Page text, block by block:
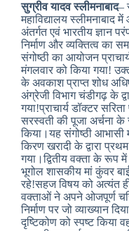
सुग्रीव यादव स्लीमनाबाद–
महाविद्यालय स्लीमनाबाद
अंतर्गत एवं भारतीय ज्ञान
निर्माण और व्यक्तित्व का
संगोष्ठी का आयोजन
मंगलवार को किया गया!
के अवकाश प्राप्त शोध
अंग्रेजी विभाग चंडीगढ़ के
गया!प्राचार्य डॉक्टर
सरस्वती की पूजा अर्चना के
किया।यह संगोष्ठी
किरण खरादी के द्वारा
गया।द्वितीय वक्ता के रूप में
भूगोल शासकीय मां कुंवर
रहे!सहज विषय को अत्यंत
वक्ताओं ने अपने ओजपूर्ण
निर्माण पर जो व्याख्यान
दृष्टिकोण को स्पष्ट किया